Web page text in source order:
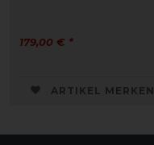
179,00 € *
ARTIKEL MERKEN